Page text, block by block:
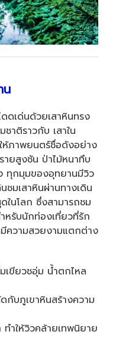
น
ดเด่นด้วยเสาหินทรง
าติราวกับ เสาใน
ห้ภาพยนตร์ชื่อดังอย่าง
ยสูงชัน ป่าไม้หนาทึบ
ทุกมุมของอุทยานมีวิว
ชมเสาหินผ่านทางเดิน
นโลก ซึ่งสามารถชม
ำหรับนักท่องเที่ยวที่รัก
ความสวยงามแตกต่าง
เขียวชอุ่ม น้ำตกไหล
กับภูเขาหินสร้างความ
ำให้วิวคล้ายเทพนิยาย